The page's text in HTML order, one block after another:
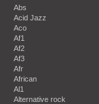
Abs
Acid Jazz
Aco
Af1
Af2
Af3
Afr
African
Al1
Alternative rock